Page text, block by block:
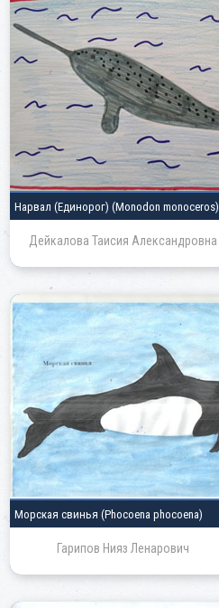
Нарвал (Единорог) (Monodon monoceros)
Дейкалова Таисия Александровна
Морская свинья (Phocoena phocoena)
Гарипов Нияз Ленарович